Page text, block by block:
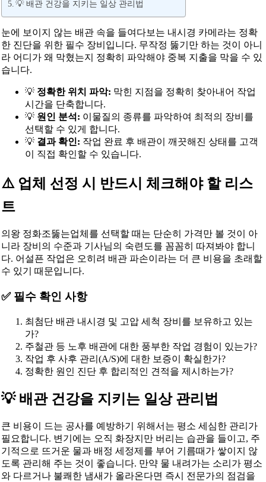
💡 배관 건강을 지키는 일상 관리법
눈에 보이지 않는 배관 속을 들여다보는 내시경 카메라는 정확
한 진단을 위한 필수 장비입니다. 무작정 뚫기만 하는 것이 아니
라 어디가 왜 막혔는지 정확히 파악해야 중복 지출을 막을 수 있
습니다.
💡 정확한 위치 파악: 막힌 지점을 정확히 찾아내어 작업
시간을 단축합니다.
💡 원인 분석: 이물질의 종류를 파악하여 최적의 장비를
선택할 수 있게 합니다.
💡 결과 확인: 작업 완료 후 배관이 깨끗해진 상태를 고객
이 직접 확인할 수 있습니다.
⚠️ 업체 선정 시 반드시 체크해야 할 리스
트
의왕 정화조뚫는업체를 선택할 때는 단순히 가격만 볼 것이 아
니라 장비의 수준과 기사님의 숙련도를 꼼꼼히 따져봐야 합니
다. 어설픈 작업은 오히려 배관 파손이라는 더 큰 비용을 초래할
수 있기 때문입니다.
✅ 필수 확인 사항
최첨단 배관 내시경 및 고압 세척 장비를 보유하고 있는
가?
주철관 등 노후 배관에 대한 풍부한 작업 경험이 있는가?
작업 후 사후 관리(A/S)에 대한 보증이 확실한가?
정확한 원인 진단 후 합리적인 견적을 제시하는가?
💡 배관 건강을 지키는 일상 관리법
큰 비용이 드는 공사를 예방하기 위해서는 평소 세심한 관리가
필요합니다. 변기에는 오직 화장지만 버리는 습관을 들이고, 주
기적으로 뜨거운 물과 배정 세정제를 부어 기름때가 쌓이지 않
도록 관리해 주는 것이 좋습니다. 만약 물 내려가는 소리가 평소
와 다르거나 불쾌한 냄새가 올라온다면 즉시 전문가의 점검을